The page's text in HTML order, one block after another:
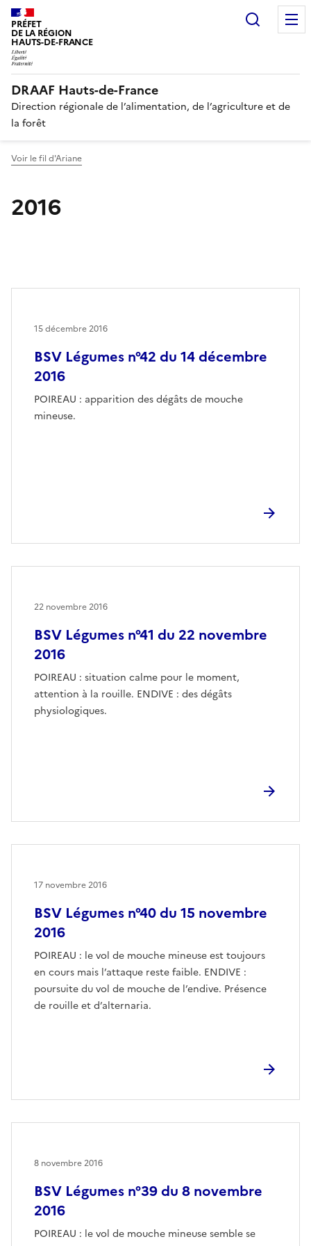
PRÉFET
DE LA RÉGION
HAUTS-DE-FRANCE
DRAAF Hauts-de-France
Direction régionale de l’alimentation, de l’agriculture et de
la forêt
Voir le fil d'Ariane
2016
BSV Légumes n°42 du 14 décembre
2016
POIREAU : apparition des dégâts de mouche
mineuse.
15 décembre 2016
BSV Légumes n°41 du 22 novembre
2016
POIREAU : situation calme pour le moment,
attention à la rouille. ENDIVE : des dégâts
physiologiques.
22 novembre 2016
BSV Légumes n°40 du 15 novembre
2016
POIREAU : le vol de mouche mineuse est toujours
en cours mais l’attaque reste faible. ENDIVE :
poursuite du vol de mouche de l’endive. Présence
de rouille et d’alternaria.
17 novembre 2016
BSV Légumes n°39 du 8 novembre
2016
POIREAU : le vol de mouche mineuse semble se
8 novembre 2016